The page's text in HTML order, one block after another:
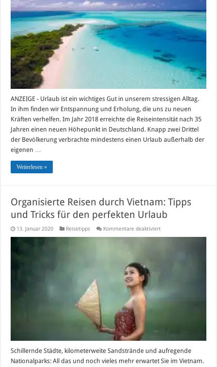
ANZEIGE - Urlaub ist ein wichtiges Gut in unserem stressigen Alltag.
In ihm finden wir Entspannung und Erholung, die uns zu neuen
Kräften verhelfen. Im Jahr 2018 erreichte die Reiseintensität nach 35
Jahren einen neuen Höhepunkt in Deutschland. Knapp zwei Drittel
der Bevölkerung verbrachte mindestens einen Urlaub außerhalb der
eigenen …
Weiterlesen »
Organisierte Reisen durch Vietnam: Tipps
und Tricks für den perfekten Urlaub
13. Januar 2020 Reisetipps Kommentare deaktiviertfür
Schillernde Städte, kilometerweite Sandstrände und aufregende
Nationalparks: All das und noch vieles mehr erwartet Sie im Vietnam.